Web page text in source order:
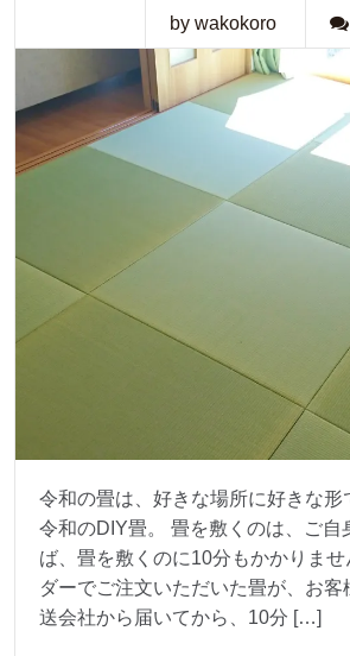
by wakokoro
令和の畳は、好きな場所に好きな形
令和のDIY畳。 畳を敷くのは、ご自
ば、畳を敷くのに10分もかかりま
ダーでご注文いただいた畳が、お客
送会社から届いてから、10分 […]